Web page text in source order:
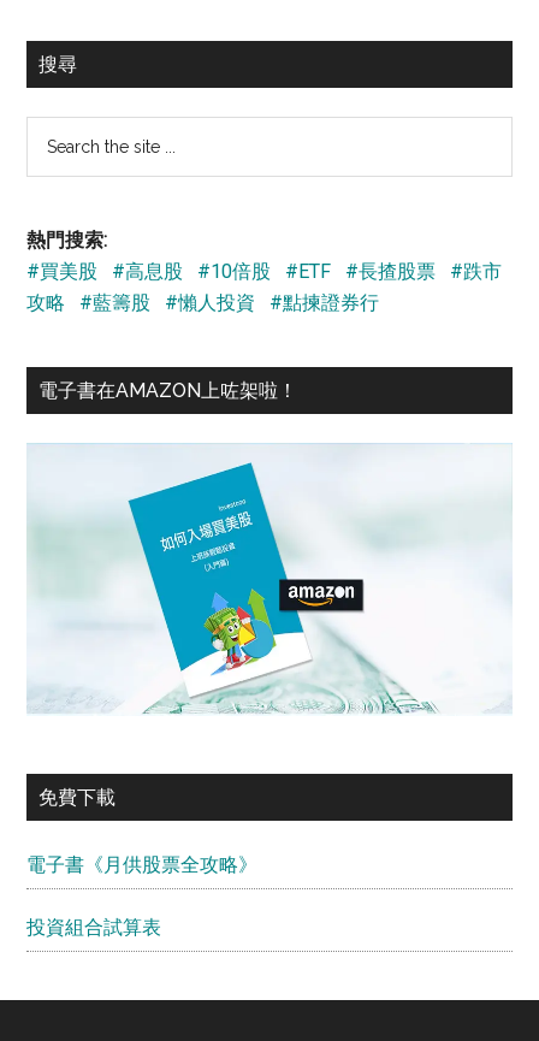
搜尋
熱門搜索:
#買美股
#高息股 #10倍股 #ETF #長揸股票
#跌市
攻略
#藍籌股 #懶人投資 #點揀證券行
電子書在AMAZON上咗架啦！
免費下載
電子書《月供股票全攻略》
投資組合試算表